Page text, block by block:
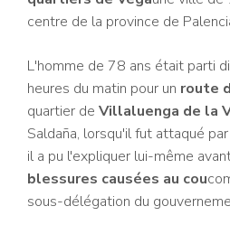
centre de la province de
L'homme de 78 ans était parti
heures du matin pour un route
quartier de Villaluenga de la
Saldaña, lorsqu'il fut attaqué par
il a pu l'expliquer lui-même
blessures causées au cou
sous-délégation du